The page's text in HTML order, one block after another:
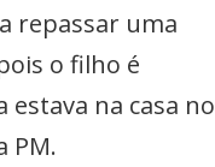
repassar uma
o filho é
na casa no
PM.